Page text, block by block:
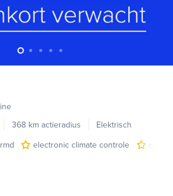
368 km actieradius
Elektrisch
electronic climate controle